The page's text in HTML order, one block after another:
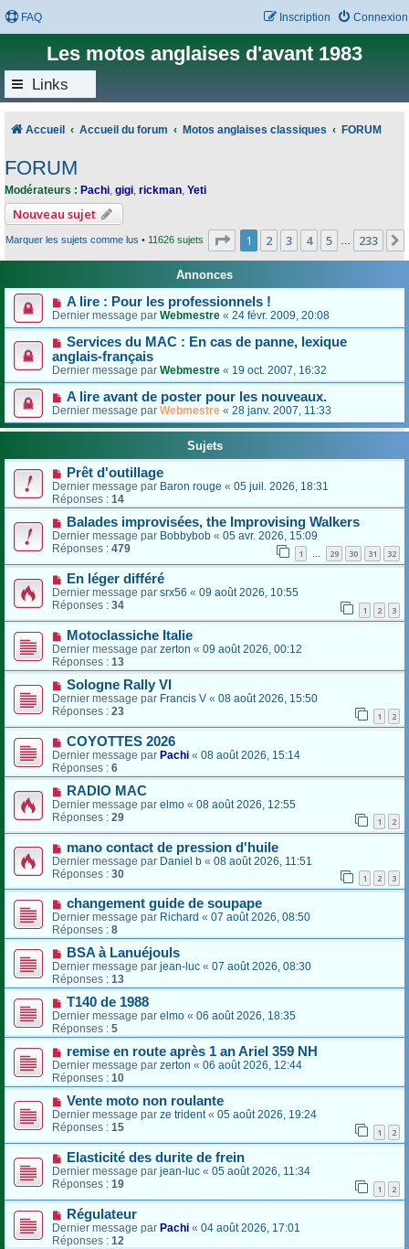
FAQ Connexion
Inscription
Les motos anglaises d'avant 1983
Links
Accueil Accueil du forum Motos anglaises classiques FORUM
FORUM
Modérateurs : Pachi, gigi, rickman, Yeti
Nouveau sujet
Marquer les sujets comme lus • 11626 sujets Page 1sur 233
1 2 3 4 5 … 233
Annonces
A lire : Pour les professionnels !
Dernier message par Webmestre « 24 févr. 2009, 20:08
Services du MAC : En cas de panne, lexique
anglais-français
Dernier message par Webmestre « 19 oct. 2007, 16:32
A lire avant de poster pour les nouveaux.
Dernier message par Webmestre « 28 janv. 2007, 11:33
Sujets
Prêt d'outillage
Dernier message par Baron rouge « 05 juil. 2026, 18:31
Réponses : 14
Balades improvisées, the Improvising Walkers
Dernier message par Bobbybob « 05 avr. 2026, 15:09
Réponses : 479 1 … 29 30 31 32
En léger différé
Dernier message par srx56 « 09 août 2026, 10:55
Réponses : 34 1 2 3
Motoclassiche Italie
Dernier message par zerton « 09 août 2026, 00:12
Réponses : 13
Sologne Rally VI
Dernier message par Francis V « 08 août 2026, 15:50
Réponses : 23 1 2
COYOTTES 2026
Dernier message par Pachi « 08 août 2026, 15:14
Réponses : 6
RADIO MAC
Dernier message par elmo « 08 août 2026, 12:55
Réponses : 29 1 2
mano contact de pression d'huile
Dernier message par Daniel b « 08 août 2026, 11:51
Réponses : 30 1 2 3
changement guide de soupape
Dernier message par Richard « 07 août 2026, 08:50
Réponses : 8
BSA à Lanuéjouls
Dernier message par jean-luc « 07 août 2026, 08:30
Réponses : 13
T140 de 1988
Dernier message par elmo « 06 août 2026, 18:35
Réponses : 5
remise en route après 1 an Ariel 359 NH
Dernier message par zerton « 06 août 2026, 12:44
Réponses : 10
Vente moto non roulante
Dernier message par ze trident« 05 août 2026, 19:24
Réponses : 15 1 2
Elasticité des durite de frein
Dernier message par jean-luc « 05 août 2026, 11:34
Réponses : 19 1 2
Régulateur
Dernier message par Pachi « 04 août 2026, 17:01
Réponses : 12